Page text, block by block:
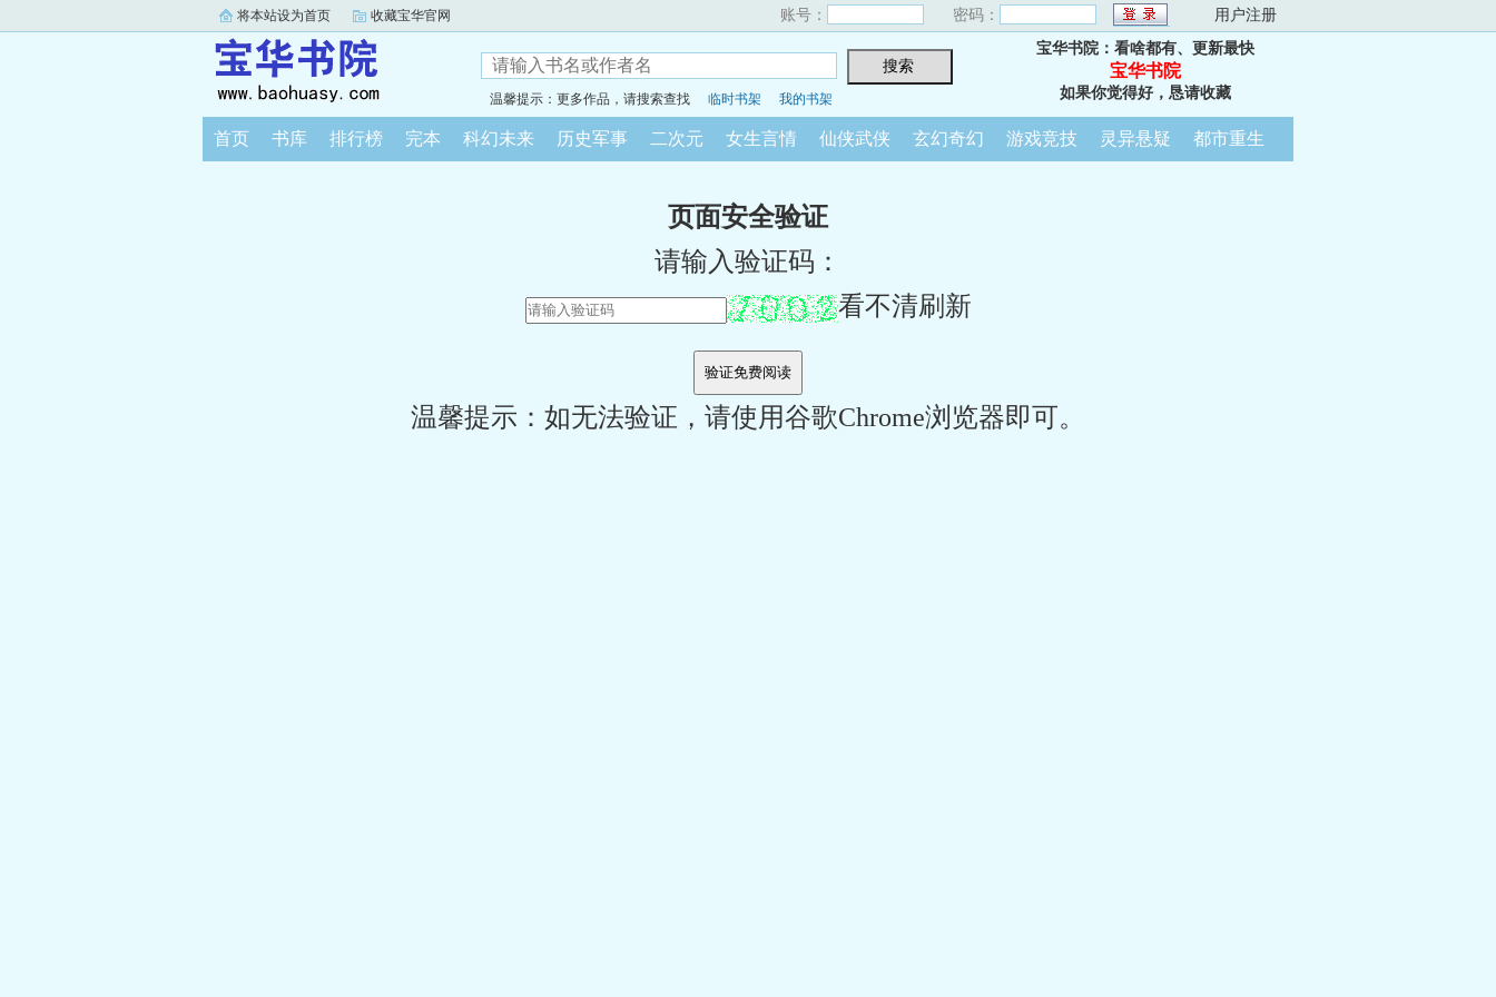
将本站设为首页 收藏宝华官网 账号： 密码： 用户注册
温馨提示：更多作品，请搜索查找 临时书架 我的书架
宝华书院：看啥都有、更新最快
宝华书院
如果你觉得好，恳请收藏
首页 书库 排行榜 完本 科幻未来 历史军事 二次元 女生言情 仙侠武侠 玄幻奇幻 游戏竞技 灵异悬疑 都市重生
页面安全验证
请输入验证码：
看不清刷新
温馨提示：如无法验证，请使用谷歌Chrome浏览器即可。